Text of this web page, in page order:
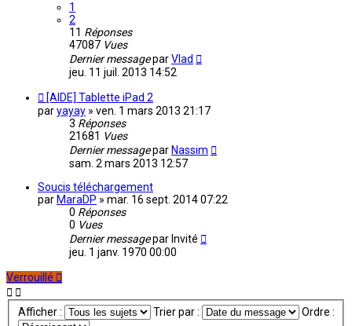
1
2
11 Réponses
47087 Vues
Dernier messageparVlad
jeu. 11 juil. 2013 14:52
[AIDE] Tablette iPad 2
paryayay » ven. 1 mars 2013 21:17
3 Réponses
21681 Vues
Dernier messagepar Nassim
sam. 2 mars 2013 12:57
Soucis téléchargement
par MaraDP » mar. 16 sept. 2014 07:22
0 Réponses
0 Vues
Dernier messagepar Invité
jeu. 1 janv. 1970 00:00
Verrouillé
Afficher : Trier par : Ordre :